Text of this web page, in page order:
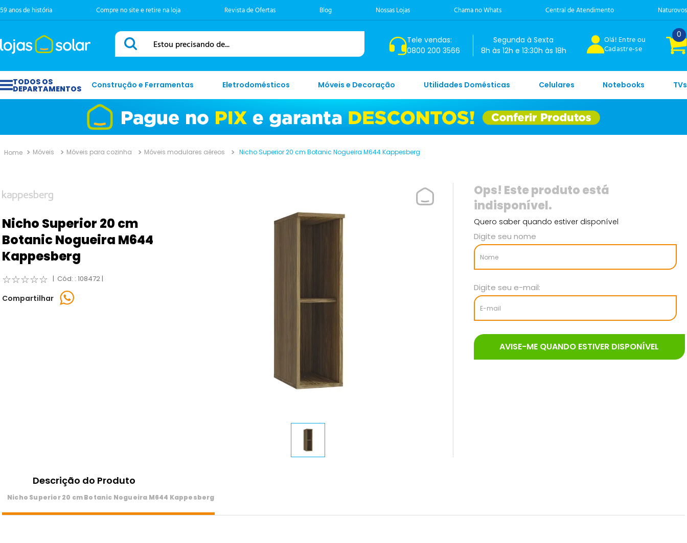
59 anos de história Compre no site e retire na loja Revista de Ofertas Blog Nossas Lojas Chama no Whats Central de Atendimento Naturovos
Estou precisando de...
Tele vendas:
0800 200 3566
Segunda à Sexta
8h às 12h e 13:30h às 18h
Olá! Entre ou
Cadastre-se
0
Construção e Ferramentas Eletrodomésticos Móveis e Decoração Utilidades Domésticas Celulares Notebooks TVs
Móveis Móveis para cozinha Móveis modulares aéreos Nicho Superior 20 cm Botanic Nogueira M644 Kappesberg
Nicho Superior 20 cm
Botanic Nogueira M644
Kappesberg
☆☆☆☆☆ : 108472
Compartilhar
Quero saber quando estiver disponível
Descrição do Produto
Nicho Superior 20 cm Botanic Nogueira M644 Kappesberg